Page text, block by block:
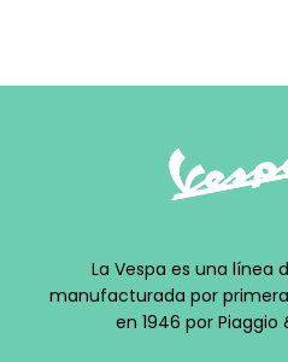
La Vespa es una línea
manufacturada por
en 1946 por Piaggio